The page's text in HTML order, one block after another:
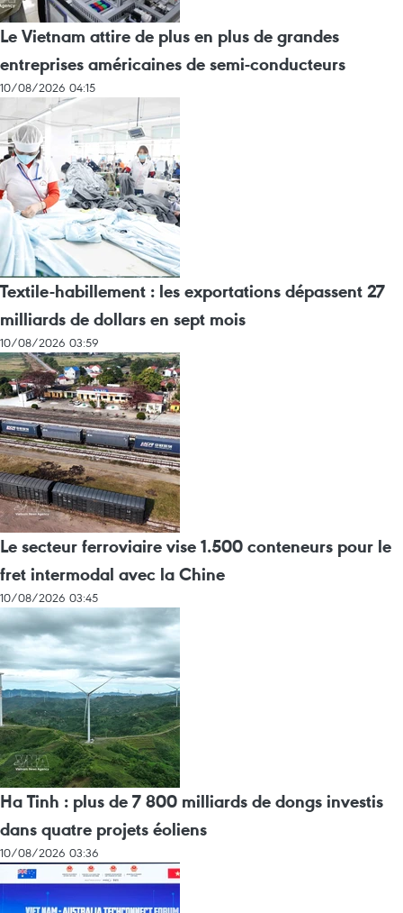
Le Vietnam attire de plus en plus de grandes
entreprises américaines de semi-conducteurs
10/08/2026 04:15
Textile-habillement : les exportations dépassent 27
milliards de dollars en sept mois
10/08/2026 03:59
Le secteur ferroviaire vise 1.500 conteneurs pour le
fret intermodal avec la Chine
10/08/2026 03:45
Ha Tinh : plus de 7 800 milliards de dongs investis
dans quatre projets éoliens
10/08/2026 03:36